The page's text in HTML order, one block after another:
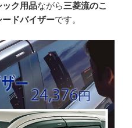
ック用品ながら三菱流のこ
ードバイザーです。